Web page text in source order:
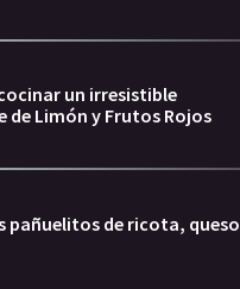
un irresistible
de Limón y Frutos Rojos
pañuelitos de ricota,